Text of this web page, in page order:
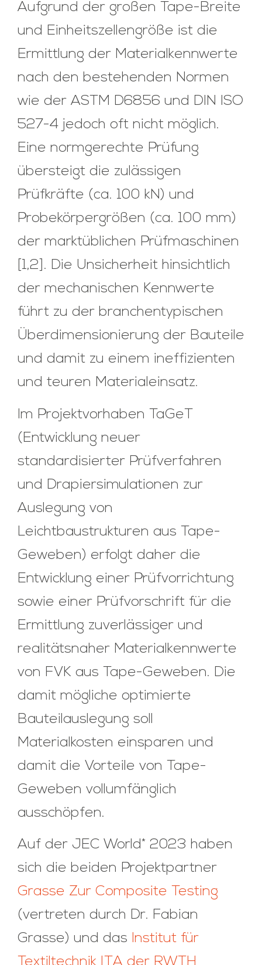
Aufgrund der großen Tape-Breite
und Einheitszellengröße ist die
Ermittlung der Materialkennwerte
nach den bestehenden Normen
wie der ASTM D6856 und DIN ISO
527-4 jedoch oft nicht möglich.
Eine normgerechte Prüfung
übersteigt die zulässigen
Prüfkräfte (ca. 100 kN) und
Probekörpergrößen (ca. 100 mm)
der marktüblichen Prüfmaschinen
[1,2]. Die Unsicherheit hinsichtlich
der mechanischen Kennwerte
führt zu der branchentypischen
Überdimensionierung der Bauteile
und damit zu einem ineffizienten
und teuren Materialeinsatz.
Im Projektvorhaben TaGeT
(Entwicklung neuer
standardisierter Prüfverfahren
und Drapiersimulationen zur
Auslegung von
Leichtbaustrukturen aus Tape-
Geweben) erfolgt daher die
Entwicklung einer Prüfvorrichtung
sowie einer Prüfvorschrift für die
Ermittlung zuverlässiger und
realitätsnaher Materialkennwerte
von FVK aus Tape-Geweben. Die
damit mögliche optimierte
Bauteilauslegung soll
Materialkosten einsparen und
damit die Vorteile von Tape-
Geweben vollumfänglich
ausschöpfen.
Auf der JEC World* 2023 haben
sich die beiden Projektpartner
Grasse Zur Composite Testing
(vertreten durch Dr. Fabian
Grasse) und das Institut für
Textiltechnik ITA der RWTH